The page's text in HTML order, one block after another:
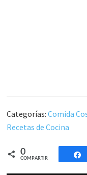
Categorías:Comida
Recetas de Cocina
0
COMPARTIR